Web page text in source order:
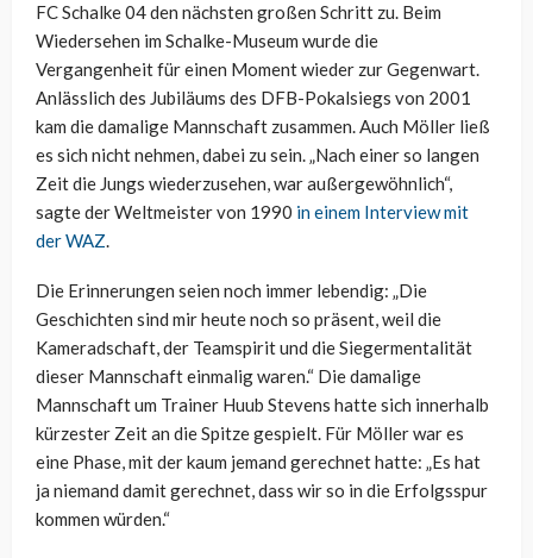
FC Schalke 04 den nächsten großen Schritt zu. Beim
Wiedersehen im Schalke-Museum wurde die
Vergangenheit für einen Moment wieder zur Gegenwart.
Anlässlich des Jubiläums des DFB-Pokalsiegs von 2001
kam die damalige Mannschaft zusammen. Auch Möller ließ
es sich nicht nehmen, dabei zu sein. „Nach einer so langen
Zeit die Jungs wiederzusehen, war außergewöhnlich“,
sagte der Weltmeister von 1990 in einem Interview mit
der WAZ.
Die Erinnerungen seien noch immer lebendig: „Die
Geschichten sind mir heute noch so präsent, weil die
Kameradschaft, der Teamspirit und die Siegermentalität
dieser Mannschaft einmalig waren.“ Die damalige
Mannschaft um Trainer Huub Stevens hatte sich innerhalb
kürzester Zeit an die Spitze gespielt. Für Möller war es
eine Phase, mit der kaum jemand gerechnet hatte: „Es hat
ja niemand damit gerechnet, dass wir so in die Erfolgsspur
kommen würden.“